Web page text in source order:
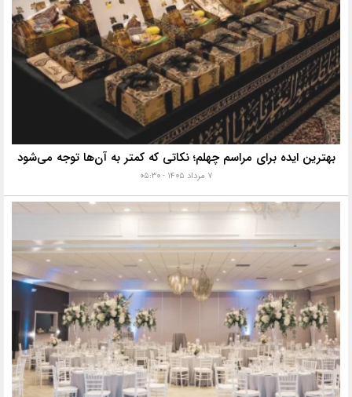
بهترین ایده برای مراسم چهلم؛ نکاتی که کمتر به آن‌ها توجه می‌شود
۷ مرداد ۱۴۰۵ - ۰۵:۳۰